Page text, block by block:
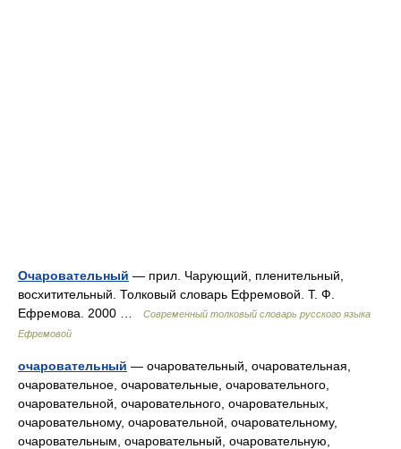
Очаровательный — прил. Чарующий, пленительный,
восхитительный. Толковый словарь Ефремовой. Т. Ф.
Ефремова. 2000 …
Современный толковый словарь русского языка
Ефремовой
очаровательный — очаровательный, очаровательная,
очаровательное, очаровательные, очаровательного,
очаровательной, очаровательного, очаровательных,
очаровательному, очаровательной, очаровательному,
очаровательным, очаровательный, очаровательную,